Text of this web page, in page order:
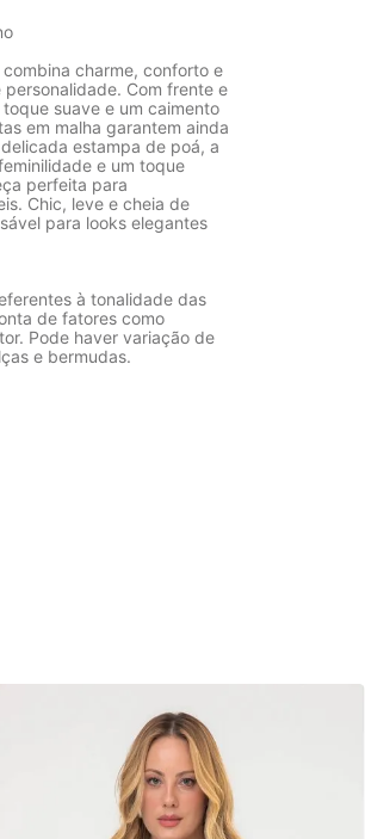
charme, conforto e
Com frente e
suave e um caimento
em malha garantem ainda
estampa de poá, a
e um toque
perfeita para
Chic, leve e cheia de
para looks elegantes
à tonalidade das
de fatores como
Pode haver variação de
e bermudas.